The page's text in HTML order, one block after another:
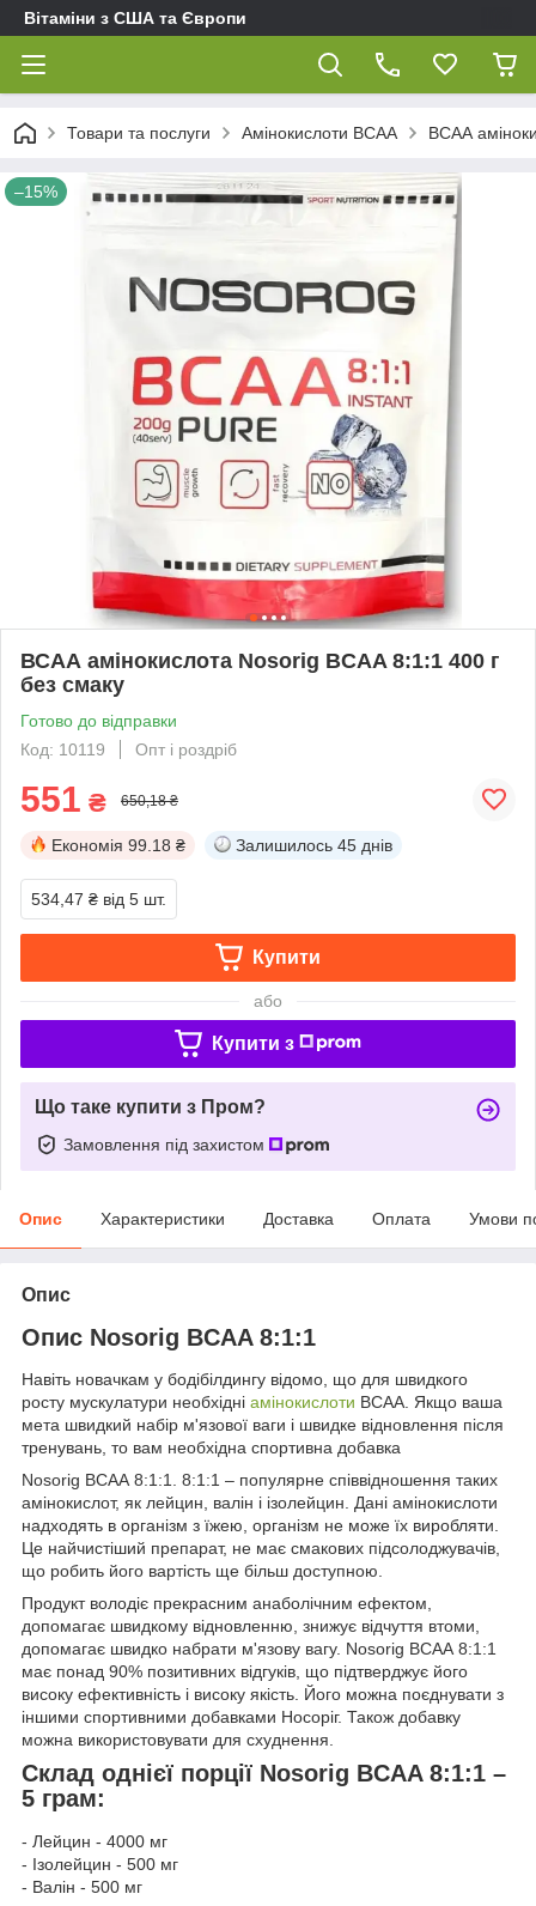
Вітаміни з США та Європи
Товари та послуги Амінокислоти BCAA ВСАА
–15%
ВСАА амінокислота Nosorig BCAA 8:1:1 400 г
без смаку
Готово до відправки
Код: 10119
Опт і роздріб
551 ₴ 650,18 ₴
Економія 99.18 ₴ Залишилось 45 днів
534,47 ₴ від 5 шт.
Купити
або
Купити з
Що таке купити з Пром?
Замовлення під захистом
Опис Характеристики Доставка Оплата Умови
Опис
Опис Nosorig BCAA 8:1:1
Навіть новачкам у бодібілдингу відомо, що для швидкого
росту мускулатури необхідні амінокислоти ВСАА. Якщо ваша
мета швидкий набір м'язової ваги і швидке відновлення після
тренувань, то вам необхідна спортивна добавка
Nosorig ВСАА 8:1:1. 8:1:1 – популярне співвідношення таких
амінокислот, як лейцин, валін і ізолейцин. Дані амінокислоти
надходять в організм з їжею, організм не може їх виробляти.
Це найчистіший препарат, не має смакових підсолоджувачів,
що робить його вартість ще більш доступною.
Продукт володіє прекрасним анаболічним ефектом,
допомагає швидкому відновленню, знижує відчуття втоми,
допомагає швидко набрати м'язову вагу. Nosorig ВСАА 8:1:1
має понад 90% позитивних відгуків, що підтверджує його
високу ефективність і високу якість. Його можна поєднувати з
іншими спортивними добавками Носоріг. Також добавку
можна використовувати для схуднення.
Склад однієї порції Nosorig BCAA 8:1:1 –
5 грам:
- Лейцин - 4000 мг
- Ізолейцин - 500 мг
- Валін - 500 мг